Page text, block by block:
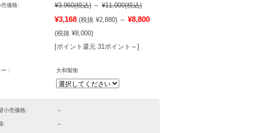
価格: ¥3,960(税込) ～ ¥11,000(税込)
¥3,168 (税抜 ¥2,880) ～ ¥8,800
(税抜 ¥8,000)
[ポイント還元 31ポイント～]
： 大和製衡
小売価格: －
: －